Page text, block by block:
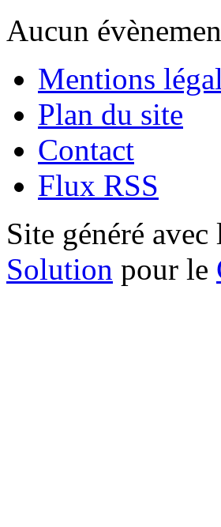
Aucun
Mentions
Plan du site
Contact
Flux RSS
Site généré
Solution pour le